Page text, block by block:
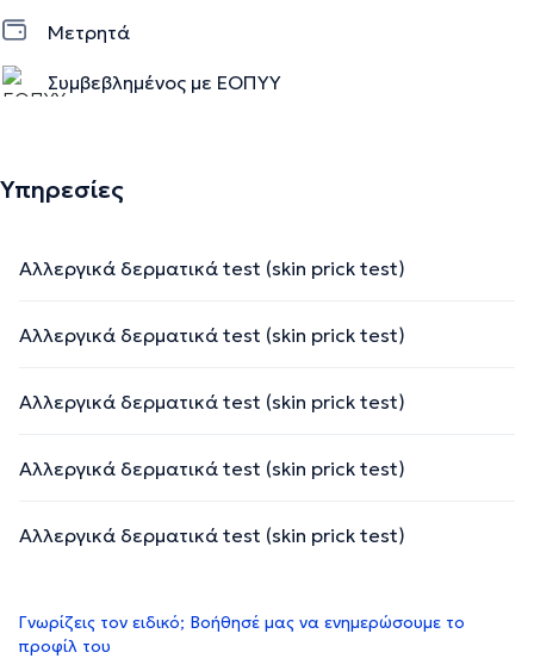
Μετρητά
Συμβεβλημένος με ΕΟΠΥΥ
Υπηρεσίες
Αλλεργικά δερματικά test (skin prick test)
Αλλεργικά δερματικά test (skin prick test)
Αλλεργικά δερματικά test (skin prick test)
Αλλεργικά δερματικά test (skin prick test)
Αλλεργικά δερματικά test (skin prick test)
Γνωρίζεις τον ειδικό; Βοήθησέ μας να ενημερώσουμε το
προφίλ του